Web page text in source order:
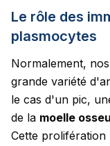
Le rôle des
plasmocytes
Normalement, nos
grande variété
le cas d'un pic,
de la moelle
Cette prolifération